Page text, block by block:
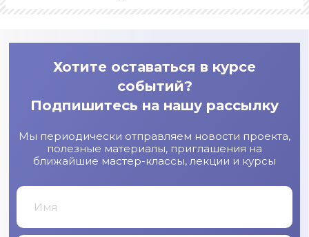
Хотите оставаться в курсе
событий?
Подпишитесь на нашу рассылку
Мы периодически отправляем новости проекта,
полезные материалы, приглашения на
ближайшие мастер-классы, лекции и курсы